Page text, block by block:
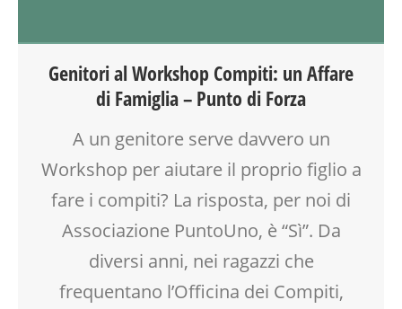
EDUCATORE
GENITORI
LABORATORIO
MAMME
OFFICINA
SCUOLA
Genitori al Workshop Compiti: un Affare
di Famiglia – Punto di Forza
A un genitore serve davvero un
Workshop per aiutare il proprio figlio a
fare i compiti? La risposta, per noi di
Associazione PuntoUno, è “Sì”. Da
diversi anni, nei ragazzi che
frequentano l’Officina dei Compiti,